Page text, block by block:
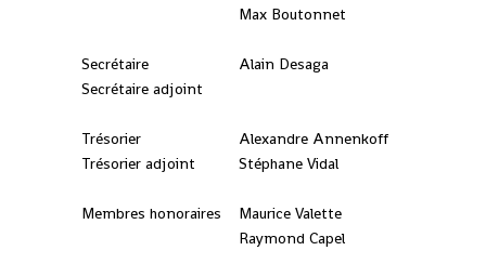
Max Boutonnet
Secrétaire
Alain Desaga
Secrétaire adjoint
Trésorier
Alexandre Annenkoff
Trésorier adjoint
Stéphane Vidal
Membres honoraires
Maurice Valette
Raymond Capel